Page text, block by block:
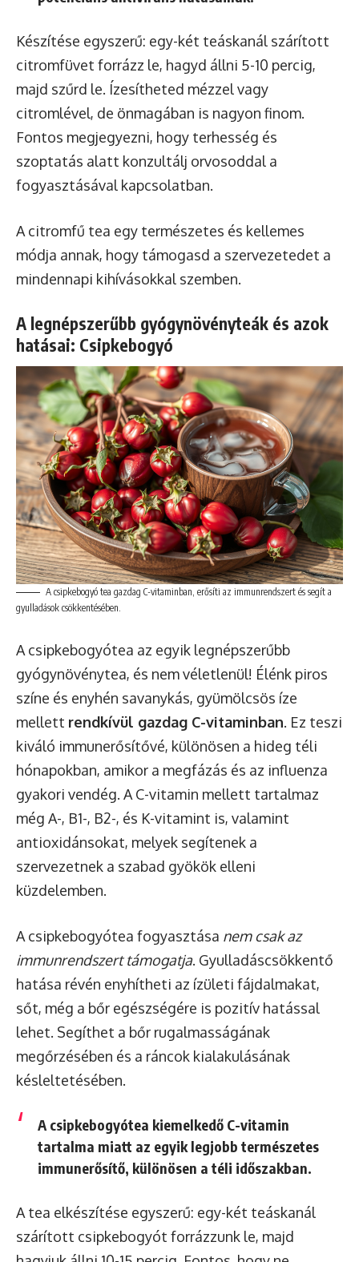
Készítése egyszerű: egy-két teáskanál szárított
citromfüvet forrázz le, hagyd állni 5-10 percig,
majd szűrd le. Ízesítheted mézzel vagy
citromlével, de önmagában is nagyon finom.
Fontos megjegyezni, hogy terhesség és
szoptatás alatt konzultálj orvosoddal a
fogyasztásával kapcsolatban.
A citromfű tea egy természetes és kellemes
módja annak, hogy támogasd a szervezetedet a
mindennapi kihívásokkal szemben.
A legnépszerűbb gyógynövényteák és azok
hatásai: Csipkebogyó
A csipkebogyó tea gazdag C-vitaminban, erősíti az immunrendszert és segít a
gyulladások csökkentésében.
A csipkebogyótea az egyik legnépszerűbb
gyógynövénytea, és nem véletlenül! Élénk piros
színe és enyhén savanykás, gyümölcsös íze
mellett rendkívül gazdag C-vitaminban. Ez teszi
kiváló immunerősítővé, különösen a hideg téli
hónapokban, amikor a megfázás és az influenza
gyakori vendég. A C-vitamin mellett tartalmaz
még A-, B1-, B2-, és K-vitamint is, valamint
antioxidánsokat, melyek segítenek a
szervezetnek a szabad gyökök elleni
küzdelemben.
A csipkebogyótea fogyasztása nem csak az
immunrendszert támogatja. Gyulladáscsökkentő
hatása révén enyhítheti az ízületi fájdalmakat,
sőt, még a bőr egészségére is pozitív hatással
lehet. Segíthet a bőr rugalmasságának
megőrzésében és a ráncok kialakulásának
késleltetésében.
A csipkebogyótea kiemelkedő C-vitamin
tartalma miatt az egyik legjobb természetes
immunerősítő, különösen a téli időszakban.
A tea elkészítése egyszerű: egy-két teáskanál
szárított csipkebogyót forrázzunk le, majd